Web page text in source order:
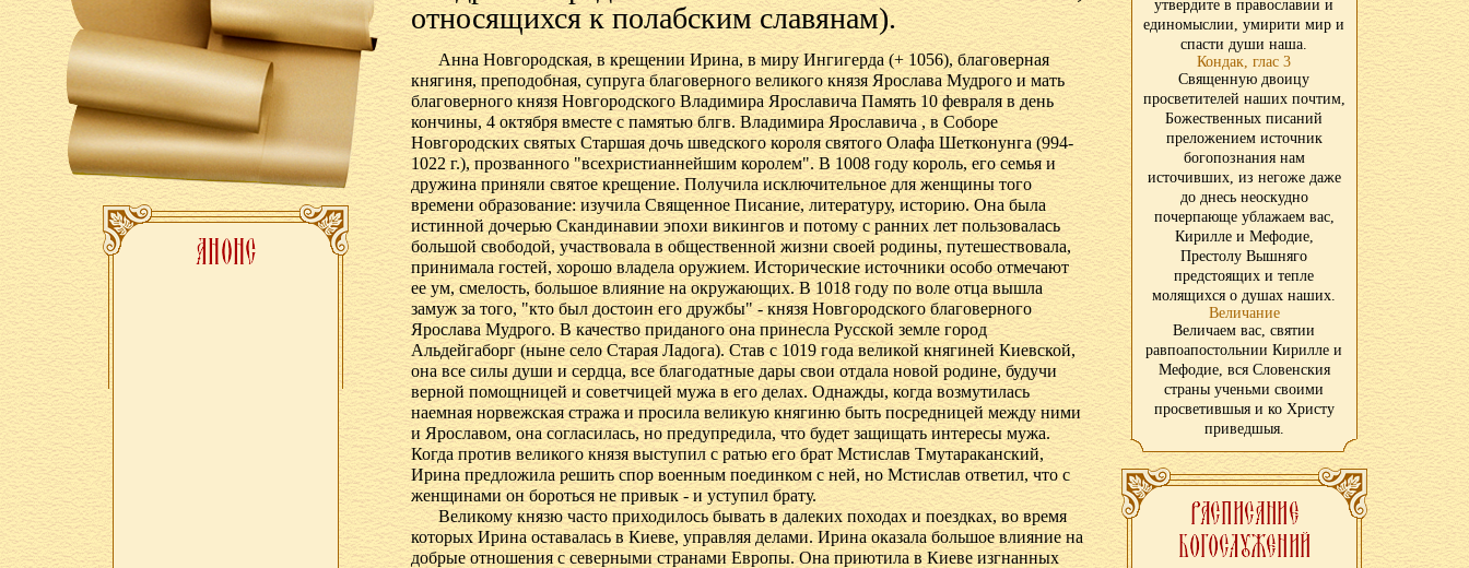
относящихся к полабским славянам).
Анна Новгородская, в крещении Ирина, в миру Ингигерда (+ 1056), благоверная
княгиня, преподобная, супруга благоверного великого князя Ярослава Мудрого и мать
благоверного князя Новгородского Владимира Ярославича Память 10 февраля в день
кончины, 4 октября вместе с памятью блгв. Владимира Ярославича , в Соборе
Новгородских святых Старшая дочь шведского короля святого Олафа Шетконунга (994-
1022 г.), прозванного "всехристианнейшим королем". В 1008 году король, его семья и
дружина приняли святое крещение. Получила исключительное для женщины того
времени образование: изучила Священное Писание, литературу, историю. Она была
истинной дочерью Скандинавии эпохи викингов и потому с ранних лет пользовалась
большой свободой, участвовала в общественной жизни своей родины, путешествовала,
принимала гостей, хорошо владела оружием. Исторические источники особо отмечают
ее ум, смелость, большое влияние на окружающих. В 1018 году по воле отца вышла
замуж за того, "кто был достоин его дружбы" - князя Новгородского благоверного
Ярослава Мудрого. В качество приданого она принесла Русской земле город
Альдейгаборг (ныне село Старая Ладога). Став с 1019 года великой княгиней Киевской,
она все силы души и сердца, все благодатные дары свои отдала новой родине, будучи
верной помощницей и советчицей мужа в его делах. Однажды, когда возмутилась
наемная норвежская стража и просила великую княгиню быть посредницей между ними
и Ярославом, она согласилась, но предупредила, что будет защищать интересы мужа.
Когда против великого князя выступил с ратью его брат Мстислав Тмутараканский,
Ирина предложила решить спор военным поединком с ней, но Мстислав ответил, что с
женщинами он бороться не привык - и уступил брату.
Великому князю часто приходилось бывать в далеких походах и поездках, во время
которых Ирина оставалась в Киеве, управляя делами. Ирина оказала большое влияние на
добрые отношения с северными странами Европы. Она приютила в Киеве изгнанных
утвердите в православии и
единомыслии, умирити мир и
спасти души наша.
Кондак, глас 3
Священную двоицу
просветителей наших почтим,
Божественных писаний
преложением источник
богопознания нам
источивших, из негоже даже
до днесь неоскудно
почерпающе ублажаем вас,
Кирилле и Мефодие,
Престолу Вышняго
предстоящих и тепле
молящихся о душах наших.
Величание
Величаем вас, святии
равпоапостольнии Кирилле и
Мефодие, вся Словенския
страны ученьми своими
просветившыя и ко Христу
приведшыя.